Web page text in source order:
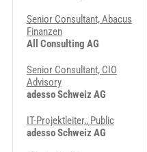
Senior Consultant, Abacus
Finanzen
All Consulting AG
Senior Consultant, CIO
Advisory
adesso Schweiz AG
IT-Projektleiter,, Public
adesso Schweiz AG